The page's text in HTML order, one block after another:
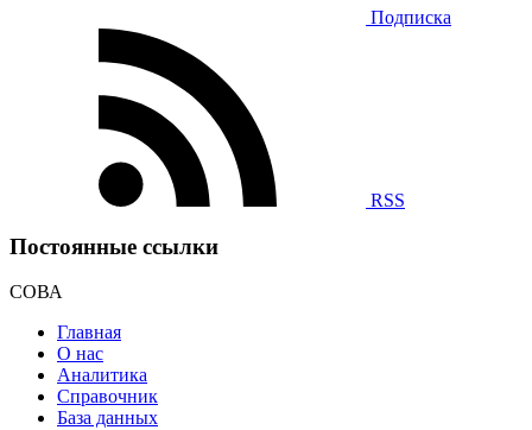
Подписка
RSS
Постоянные ссылки
СОВА
Главная
О нас
Аналитика
Справочник
База данных